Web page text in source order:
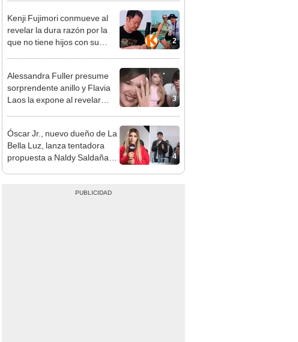
2
Kenji Fujimori conmueve al
revelar la dura razón por la
que no tiene hijos con su
3
Alessandra Fuller presume
sorprendente anillo y Flavia
Laos la expone al revelar
4
Óscar Jr., nuevo dueño de La
Bella Luz, lanza tentadora
propuesta a Naldy Saldaña